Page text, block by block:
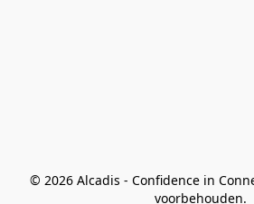
© 2026 Alcadis - Confidence in
voorbehouden.